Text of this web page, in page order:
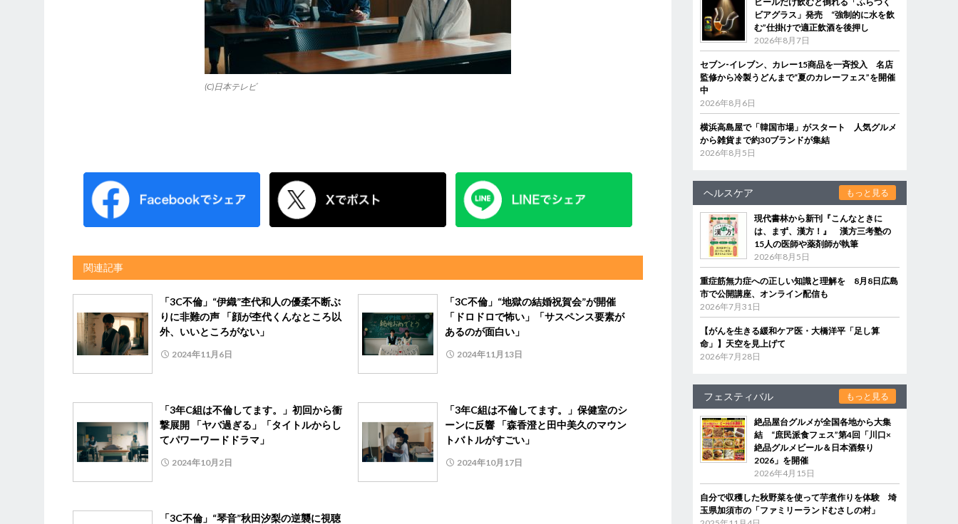
(C)日本テレビ
関連記事
「3C不倫」“伊織”杢代和人の優柔不断ぶ
りに非難の声 「顔が杢代くんなところ以
外、いいところがない」
2024年11月6日
「3C不倫」“地獄の結婚祝賀会”が開催
「ドロドロで怖い」「サスペンス要素が
あるのが面白い」
2024年11月13日
「3年C組は不倫してます。」初回から衝
撃展開 「ヤバ過ぎる」「タイトルからし
てパワーワードドラマ」
2024年10月2日
「3年C組は不倫してます。」保健室のシ
ーンに反響 「森香澄と田中美久のマウン
トバトルがすごい」
2024年10月17日
「3C不倫」“琴音”秋田汐梨の逆襲に視聴
ビアグラス」発売 “強制的に水を飲
む”仕掛けで適正飲酒を後押し
2026年8月7日
セブン‐イレブン、カレー15商品を一斉投入 名店
監修から冷製うどんまで“夏のカレーフェス”を開催
中
2026年8月6日
横浜高島屋で「韓国市場」がスタート 人気グルメ
から雑貨まで約30ブランドが集結
2026年8月5日
ヘルスケア もっと見る
現代書林から新刊『こんなときに
は、まず、漢方！』 漢方三考塾の
15人の医師や薬剤師が執筆
2026年8月5日
重症筋無力症への正しい知識と理解を 8月8日広島
市で公開講座、オンライン配信も
2026年7月31日
【がんを生きる緩和ケア医・大橋洋平「足し算
命」】天空を見上げて
2026年7月28日
フェスティバル もっと見る
絶品屋台グルメが全国各地から大集
結 “庶民派食フェス”第4回「川口×
絶品グルメビール＆日本酒祭り
2026」を開催
2026年4月15日
自分で収穫した秋野菜を使って芋煮作りを体験 埼
玉県加須市の「ファミリーランドむさしの村」